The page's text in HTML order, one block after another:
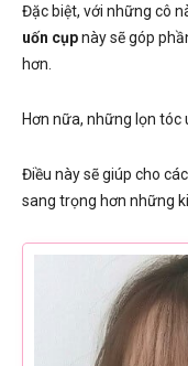
Đặc biệt, với những cô
uốn cụpnày sẽ góp
hơn.
Hơn nữa, những lọn tóc
Điều này sẽ giúp cho
sang trọng hơn những